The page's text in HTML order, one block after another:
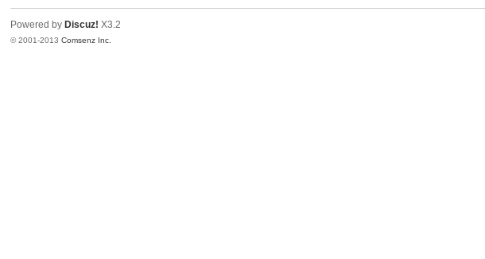
Powered by Discuz! X3.2
© 2001-2013Comsenz Inc.